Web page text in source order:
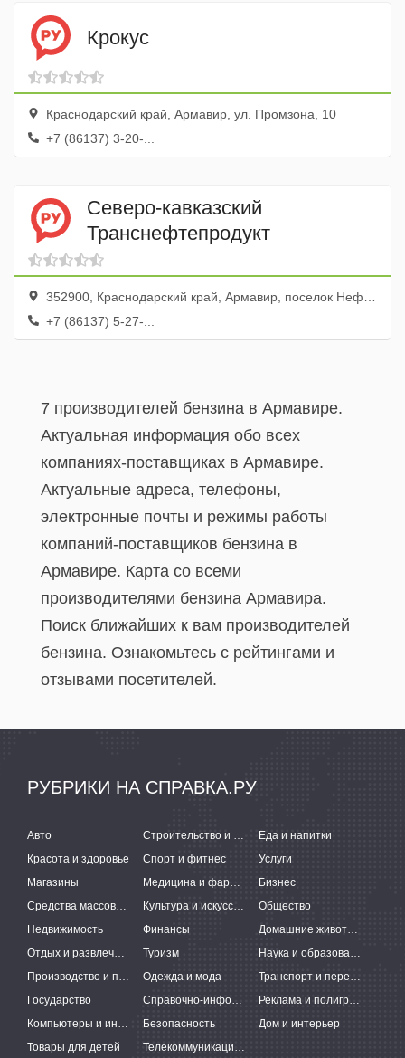
Крокус
Краснодарский край, Армавир, ул. Промзона, 10
+7 (86137) 3-20-...
Северо-кавказский
Транснефтепродукт
352900, Краснодарский край, Армавир, поселок Нефтекачка
+7 (86137) 5-27-...
7 производителей бензина в Армавире.
Актуальная информация обо всех
компаниях-поставщиках в Армавире.
Актуальные адреса, телефоны,
электронные почты и режимы работы
компаний-поставщиков бензина в
Армавире. Карта со всеми
производителями бензина Армавира.
Поиск ближайших к вам производителей
бензина. Ознакомьтесь с рейтингами и
отзывами посетителей.
РУБРИКИ НА СПРАВКА.РУ
Авто Строительство и ремонт
Еда и напитки
Красота и здоровье
Спорт и фитнес
Услуги
Магазины
Медицина и фармацевтика
Бизнес
Средства массовой информации
Культура и искусство
Общество
Недвижимость
Финансы
Домашние животные
Отдых и развлечения
Туризм
Наука и образование
Производство и поставки
Одежда и мода
Транспорт и перевозки
Государство
Справочно-информационные системы
Реклама и полиграфия
Компьютеры и интернет
Безопасность
Дом и интерьер
Товары для детей
Телекоммуникации и связь